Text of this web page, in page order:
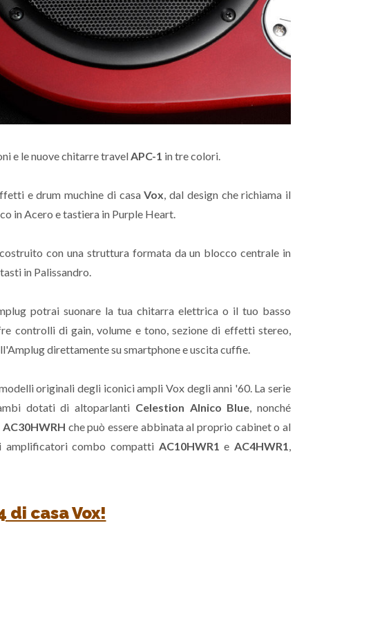
e le nuove chitarre travelAPC-1 in tre colori.
e drum muchine di casaVox, dal design che richiama il
in Acero e tastiera in Purple Heart.
con una struttura formata da un blocco centrale in
in Palissandro.
potrai suonare la tua chitarra elettrica o il tuo basso
controlli di gain, volume e tono, sezione di effetti stereo,
direttamente su smartphone e uscita cuffie.
originali degli iconici ampli Vox degli anni '60. La serie
dotati di altoparlanti Celestion Alnico Blue, nonché
AC30HWRH che può essere abbinata al proprio cabinet o al
amplificatori combo compatti AC10HWR1eAC4HWR1,
di casa Vox!